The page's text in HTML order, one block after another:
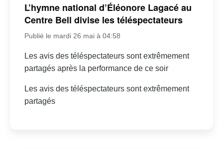
L’hymne national d’Éléonore Lagacé au
Centre Bell divise les téléspectateurs
Publié le mardi 26 mai à 04:58
Les avis des téléspectateurs sont extrêmement
partagés après la performance de ce soir
Les avis des téléspectateurs sont extrêmement
partagés